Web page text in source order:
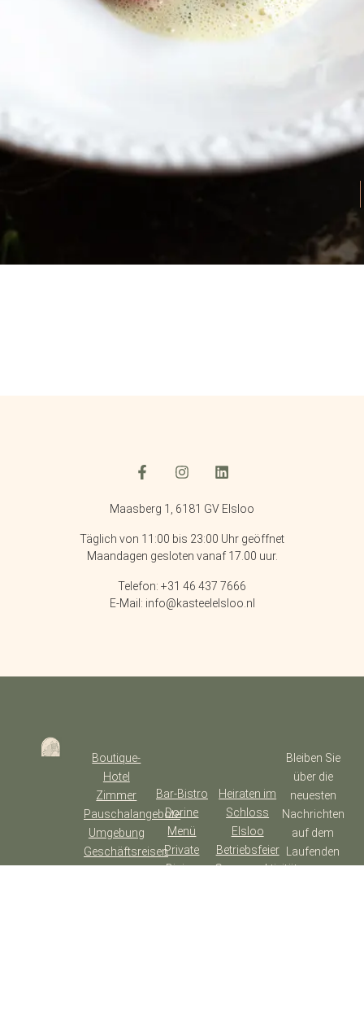
Maasberg 1, 6181 GV Elsloo
Täglich von 11:00 bis 23:00 Uhr geöffnet
Maandagen gesloten vanaf 17.00 uur.
Telefon: +31 46 437 7666
E-Mail: info@kasteelelsloo.nl
Boutique-
Hotel
Zimmer
Pauschalangebote
Umgebung
Geschäftsreisen
Bar-Bistro
Dorine
Menü
Private
Dining
Heiraten im
Schloss
Elsloo
Betriebsfeier
Gruppenaktivitäten
Bleiben Sie
über die
neuesten
Nachrichten
auf dem
Laufenden